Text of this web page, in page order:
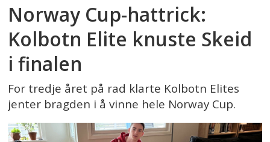
Norway Cup-hattrick:
Kolbotn Elite knuste Skeid
i finalen
For tredje året på rad klarte Kolbotn Elites
jenter bragden i å vinne hele Norway Cup.